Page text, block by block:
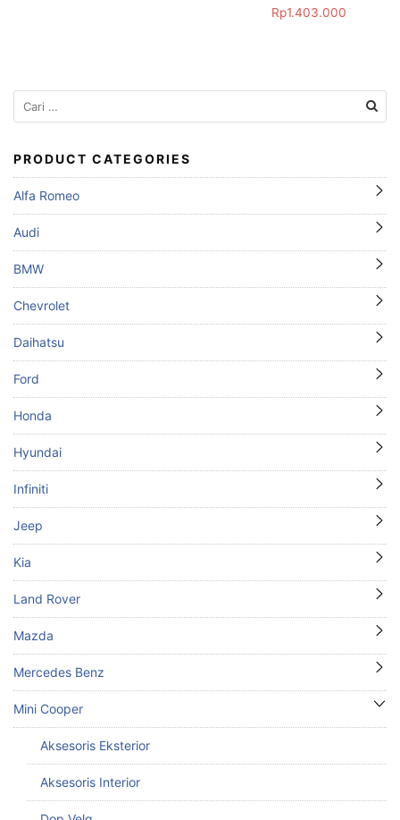
Rp1.403.000
Cari
untuk:
PRODUCT CATEGORIES
Alfa Romeo
Audi
BMW
Chevrolet
Daihatsu
Ford
Honda
Hyundai
Infiniti
Jeep
Kia
Land Rover
Mazda
Mercedes Benz
Mini Cooper
Aksesoris Eksterior
Aksesoris Interior